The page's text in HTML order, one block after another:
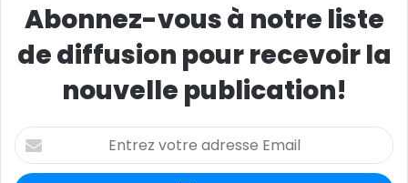
Abonnez-vous à notre liste
de diffusion pour recevoir la
nouvelle publication!
E
n